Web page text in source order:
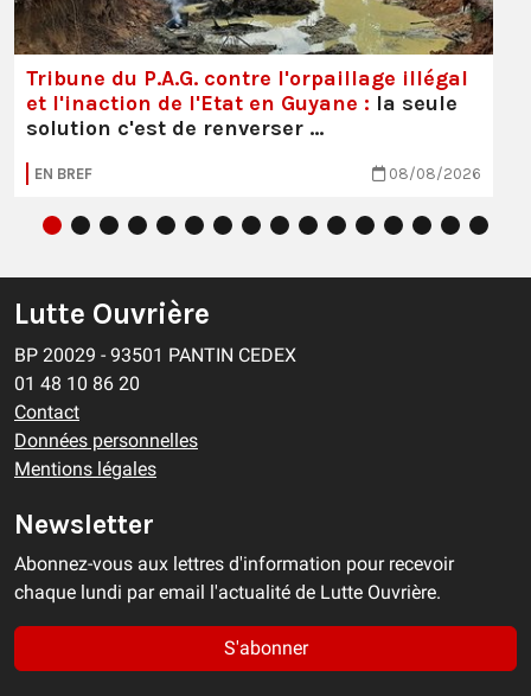
Tribune du P.A.G. contre l'orpaillage illégal
et l'inaction de l'Etat en Guyane : la seule
solution c'est de renverser …
EN BREF 08/08/2026
Lutte Ouvrière
BP 20029 - 93501 PANTIN CEDEX
01 48 10 86 20
Contact
Données personnelles
Mentions légales
Newsletter
Abonnez-vous aux lettres d'information pour recevoir
chaque lundi par email l'actualité de Lutte Ouvrière.
S'abonner